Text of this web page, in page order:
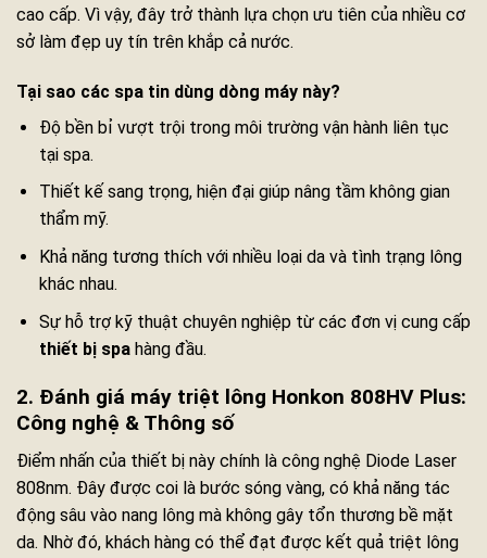
cao cấp. Vì vậy, đây trở thành lựa chọn ưu tiên của nhiều cơ
sở làm đẹp uy tín trên khắp cả nước.
Tại sao các spa tin dùng dòng máy này?
Độ bền bỉ vượt trội trong môi trường vận hành liên tục
tại spa.
Thiết kế sang trọng, hiện đại giúp nâng tầm không gian
thẩm mỹ.
Khả năng tương thích với nhiều loại da và tình trạng lông
khác nhau.
Sự hỗ trợ kỹ thuật chuyên nghiệp từ các đơn vị cung cấp
thiết bị spahàng đầu.
2. Đánh giá máy triệt lông Honkon 808HV Plus:
Công nghệ & Thông số
Điểm nhấn của thiết bị này chính là công nghệ Diode Laser
808nm. Đây được coi là bước sóng vàng, có khả năng tác
động sâu vào nang lông mà không gây tổn thương bề mặt
da. Nhờ đó, khách hàng có thể đạt được kết quả triệt lông